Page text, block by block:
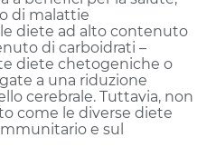
di malattie
diete ad alto contenuto
di carboidrati –
diete chetogeniche o
a una riduzione
cerebrale. Tuttavia, non
come le diverse diete
e sul